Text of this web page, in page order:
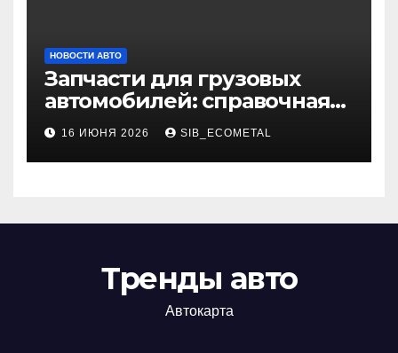
НОВОСТИ АВТО
Запчасти для грузовых
автомобилей: справочная
база по корейским и
японским моделям
16 ИЮНЯ 2026 SIB_ECOMETAL
Тренды авто
Автокарта